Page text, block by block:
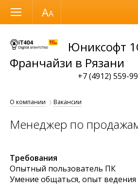
Размер шрифта
Юниксофт
Франчайзи в Рязани
+7 (4912) 559-
О компании Вакансии
Менеджер по
Требования
Опытный пользователь ПК
Умение общаться, опыт